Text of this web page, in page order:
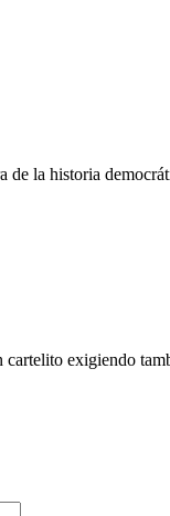
de la historia
exigiendo